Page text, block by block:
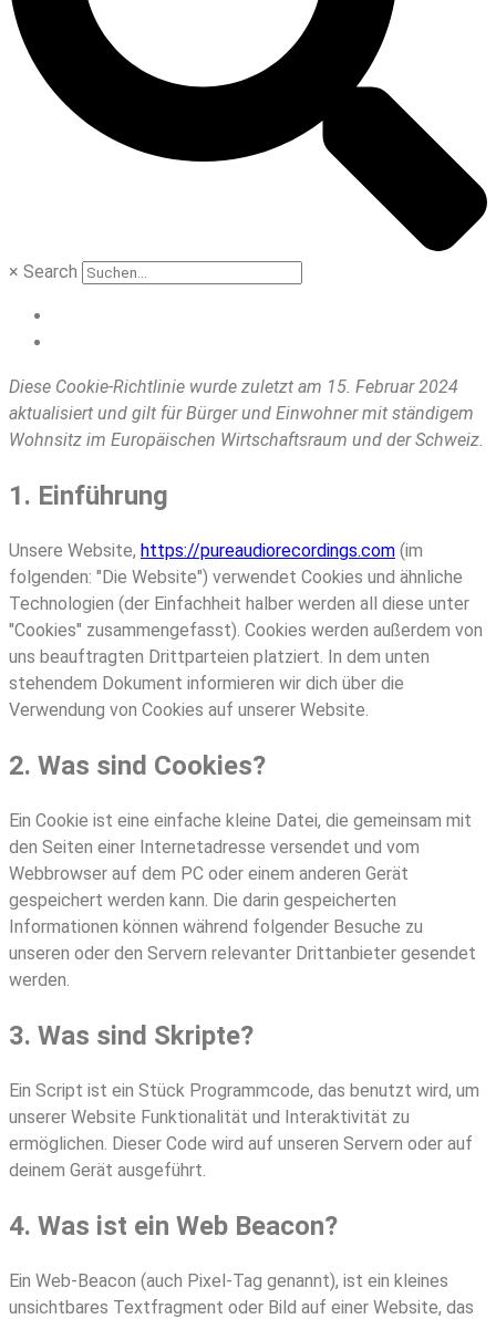
× Search
Diese Cookie-Richtlinie wurde zuletzt am 15. Februar 2024
aktualisiert und gilt für Bürger und Einwohner mit ständigem
Wohnsitz im Europäischen Wirtschaftsraum und der Schweiz.
1. Einführung
Unsere Website, https://pureaudiorecordings.com (im
folgenden: "Die Website") verwendet Cookies und ähnliche
Technologien (der Einfachheit halber werden all diese unter
"Cookies" zusammengefasst). Cookies werden außerdem von
uns beauftragten Drittparteien platziert. In dem unten
stehendem Dokument informieren wir dich über die
Verwendung von Cookies auf unserer Website.
2. Was sind Cookies?
Ein Cookie ist eine einfache kleine Datei, die gemeinsam mit
den Seiten einer Internetadresse versendet und vom
Webbrowser auf dem PC oder einem anderen Gerät
gespeichert werden kann. Die darin gespeicherten
Informationen können während folgender Besuche zu
unseren oder den Servern relevanter Drittanbieter gesendet
werden.
3. Was sind Skripte?
Ein Script ist ein Stück Programmcode, das benutzt wird, um
unserer Website Funktionalität und Interaktivität zu
ermöglichen. Dieser Code wird auf unseren Servern oder auf
deinem Gerät ausgeführt.
4. Was ist ein Web Beacon?
Ein Web-Beacon (auch Pixel-Tag genannt), ist ein kleines
unsichtbares Textfragment oder Bild auf einer Website, das